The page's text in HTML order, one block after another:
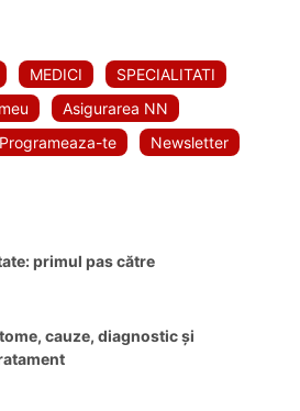
MEDICI
SPECIALITATI
Asigurarea NN
Programeaza-te Newsletter
primul pas către
cauze, diagnostic și